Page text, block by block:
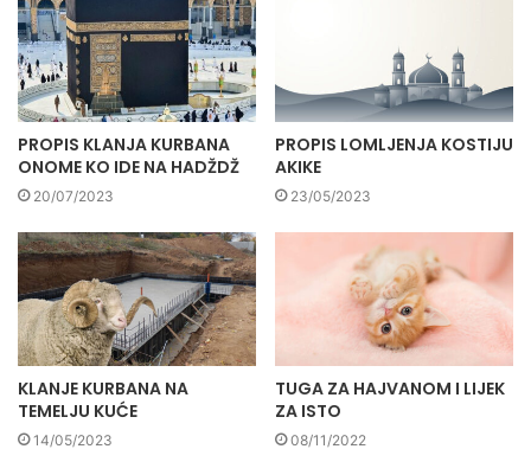
PROPIS KLANJA KURBANA
ONOME KO IDE NA HADŽDŽ
20/07/2023
PROPIS LOMLJENJA KOSTIJU
AKIKE
23/05/2023
KLANJE KURBANA NA
TEMELJU KUĆE
14/05/2023
TUGA ZA HAJVANOM I LIJEK
ZA ISTO
08/11/2022